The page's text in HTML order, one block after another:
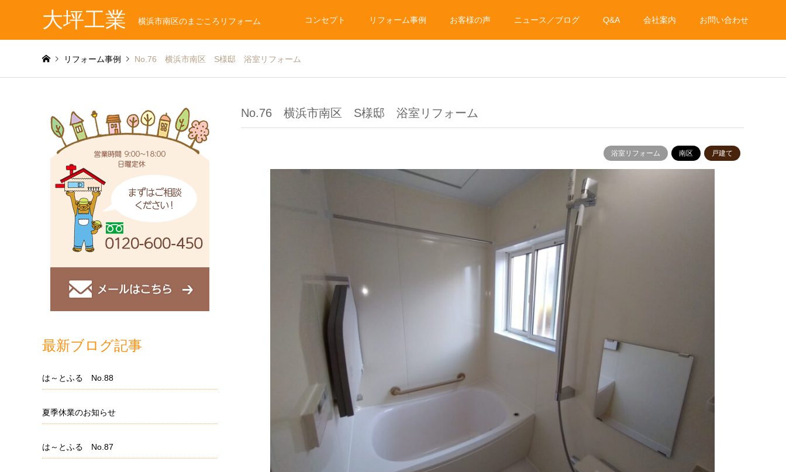
大坪工業 横浜市南区のまごころリフォーム コンセプト リフォーム事例 お客様の声 ニュース／ブログ Q&A 会社案内 お問い合わせ
リフォーム事例 No.76 横浜市南区 S様邸 浴室リフォーム
No.76 横浜市南区 S様邸 浴室リフォーム
浴室リフォーム 南区 戸建て
最新ブログ記事
は～とふる No.88
夏季休業のお知らせ
は～とふる No.87